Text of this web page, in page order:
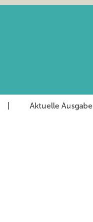
Aktuelle Ausgabe